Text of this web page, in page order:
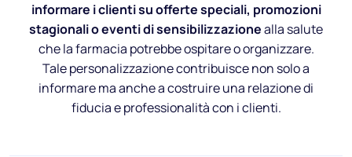
informare i clienti su offerte speciali, promozioni
stagionali o eventi di sensibilizzazionealla salute
che la farmacia potrebbe ospitare o organizzare.
Tale personalizzazione contribuisce non solo a
informare ma anche a costruire una relazione di
fiducia e professionalità con i clienti.